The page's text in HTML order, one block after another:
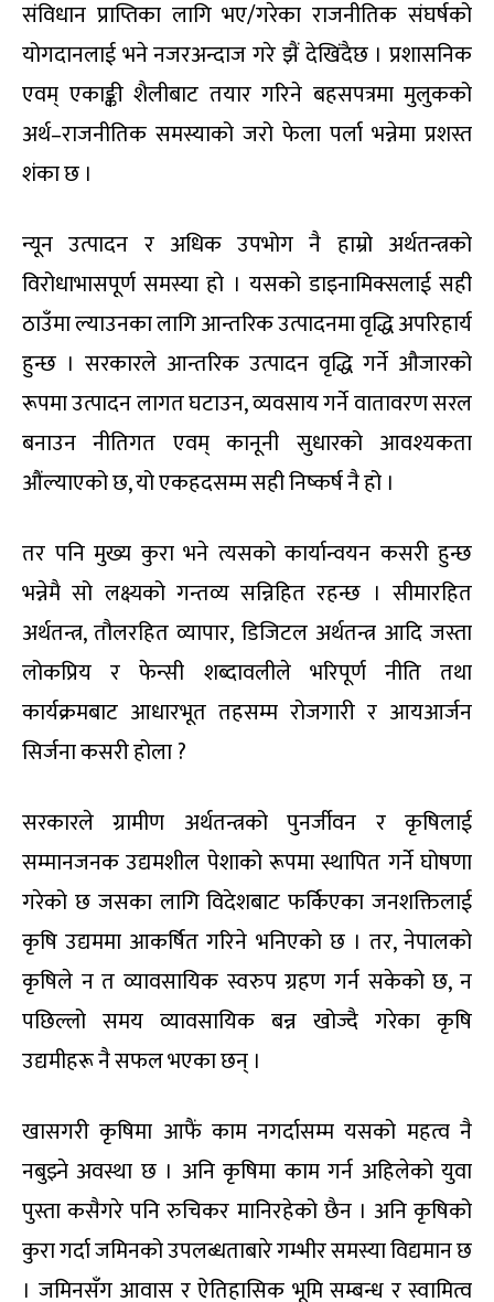
संविधान प्राप्तिका लागि भए/गरेका राजनीतिक संघर्षको
योगदानलाई भने नजरअन्दाज गरे झैं देखिंदैछ । प्रशासनिक
एवम् एकाङ्की शैलीबाट तयार गरिने बहसपत्रमा मुलुकको
अर्थ–राजनीतिक समस्याको जरो फेला पर्ला भन्नेमा प्रशस्त
शंका छ ।
न्यून उत्पादन र अधिक उपभोग नै हाम्रो अर्थतन्त्रको
विरोधाभासपूर्ण समस्या हो । यसको डाइनामिक्सलाई सही
ठाउँमा ल्याउनका लागि आन्तरिक उत्पादनमा वृद्धि अपरिहार्य
हुन्छ । सरकारले आन्तरिक उत्पादन वृद्धि गर्ने औजारको
रूपमा उत्पादन लागत घटाउन, व्यवसाय गर्ने वातावरण सरल
बनाउन नीतिगत एवम् कानूनी सुधारको आवश्यकता
औंल्याएको छ, यो एकहदसम्म सही निष्कर्ष नै हो ।
तर पनि मुख्य कुरा भने त्यसको कार्यान्वयन कसरी हुन्छ
भन्नेमै सो लक्ष्यको गन्तव्य सन्निहित रहन्छ । सीमारहित
अर्थतन्त्र, तौलरहित व्यापार, डिजिटल अर्थतन्त्र आदि जस्ता
लोकप्रिय र फेन्सी शब्दावलीले भरिपूर्ण नीति तथा
कार्यक्रमबाट आधारभूत तहसम्म रोजगारी र आयआर्जन
सिर्जना कसरी होला ?
सरकारले ग्रामीण अर्थतन्त्रको पुनर्जीवन र कृषिलाई
सम्मानजनक उद्यमशील पेशाको रूपमा स्थापित गर्ने घोषणा
गरेको छ जसका लागि विदेशबाट फर्किएका जनशक्तिलाई
कृषि उद्यममा आकर्षित गरिने भनिएको छ । तर, नेपालको
कृषिले न त व्यावसायिक स्वरुप ग्रहण गर्न सकेको छ, न
पछिल्लो समय व्यावसायिक बन्न खोज्दै गरेका कृषि
उद्यमीहरू नै सफल भएका छन् ।
खासगरी कृषिमा आफैं काम नगर्दासम्म यसको महत्व नै
नबुझ्ने अवस्था छ । अनि कृषिमा काम गर्न अहिलेको युवा
पुस्ता कसैगरे पनि रुचिकर मानिरहेको छैन । अनि कृषिको
कुरा गर्दा जमिनको उपलब्धताबारे गम्भीर समस्या विद्यमान छ
। जमिनसँग आवास र ऐतिहासिक भूमि सम्बन्ध र स्वामित्व